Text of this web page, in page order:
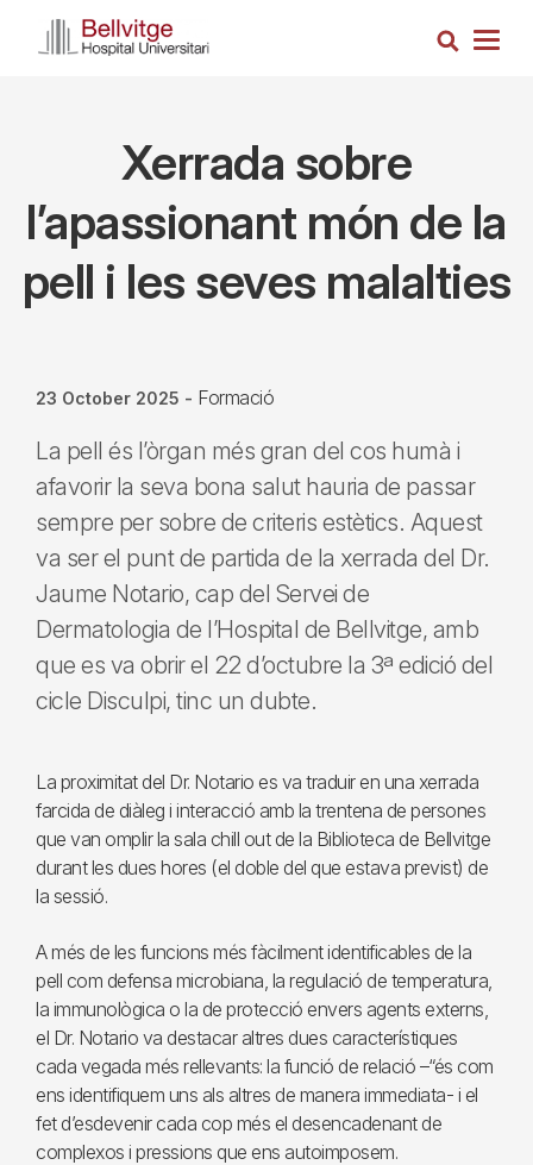
Search
Xerrada sobre
l’apassionant món de la
pell i les seves malalties
23 October 2025 - Formació
La pell és l’òrgan més gran del cos humà i
afavorir la seva bona salut hauria de passar
sempre per sobre de criteris estètics. Aquest
va ser el punt de partida de la xerrada del Dr.
Jaume Notario, cap del Servei de
Dermatologia de l’Hospital de Bellvitge, amb
que es va obrir el 22 d’octubre la 3ª edició del
cicle Disculpi, tinc un dubte.
La proximitat del Dr. Notario es va traduir en una xerrada
farcida de diàleg i interacció amb la trentena de persones
que van omplir la sala chill out de la Biblioteca de Bellvitge
durant les dues hores (el doble del que estava previst) de
la sessió.
A més de les funcions més fàcilment identificables de la
pell com defensa microbiana, la regulació de temperatura,
la immunològica o la de protecció envers agents externs,
el Dr. Notario va destacar altres dues característiques
cada vegada més rellevants: la funció de relació –“és com
ens identifiquem uns als altres de manera immediata- i el
fet d’esdevenir cada cop més el desencadenant de
complexos i pressions que ens autoimposem.